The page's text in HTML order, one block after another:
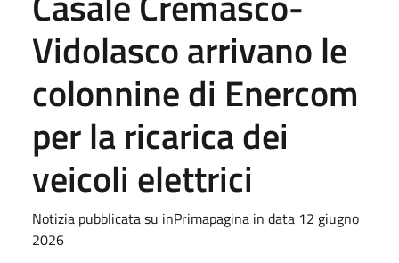
Vidolasco arrivano le
colonnine di Enercom
per la ricarica dei
veicoli elettrici
Notizia pubblicata su inPrimapagina in data 12 giugno
2026